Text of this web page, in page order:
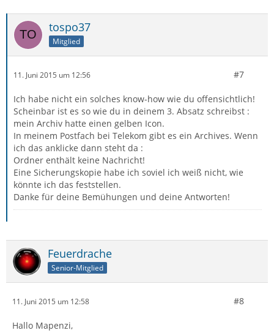
tospo37
Mitglied
11. Juni 2015 um 12:56 #7
Ich habe nicht ein solches know-how wie du offensichtlich!
Scheinbar ist es so wie du in deinem 3. Absatz schreibst :
mein Archiv hatte einen gelben Icon.
In meinem Postfach bei Telekom gibt es ein Archives. Wenn
ich das anklicke dann steht da :
Ordner enthält keine Nachricht!
Eine Sicherungskopie habe ich soviel ich weiß nicht, wie
könnte ich das feststellen.
Danke für deine Bemühungen und deine Antworten!
Feuerdrache
Senior-Mitglied
11. Juni 2015 um 12:58 #8
Hallo Mapenzi,